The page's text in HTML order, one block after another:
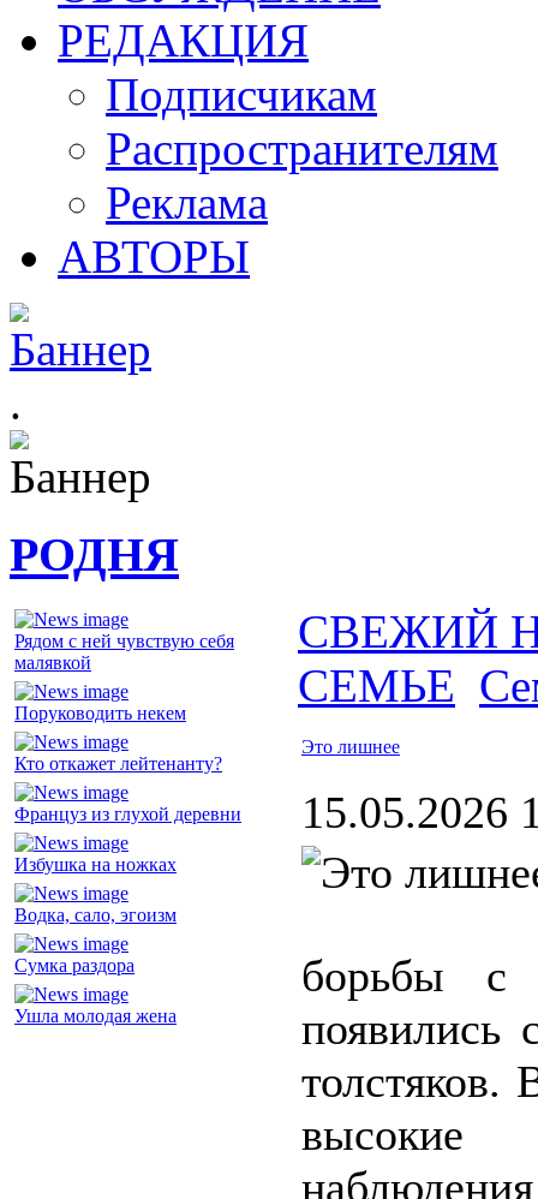
РЕДАКЦИЯ
Подписчикам
Распространителям
Реклама
АВТОРЫ
.
РОДНЯ
Рядом с ней чувствую себя
малявкой
Поруководить некем
Кто откажет лейтенанту?
Француз из глухой деревни
Избушка на ножках
Водка, сало, эгоизм
Сумка раздора
Ушла молодая жена
СВЕЖИЙ
СЕМЬЕ
Это лишнее
15.05.2026
борьбы
появились
толстяков.
высокие